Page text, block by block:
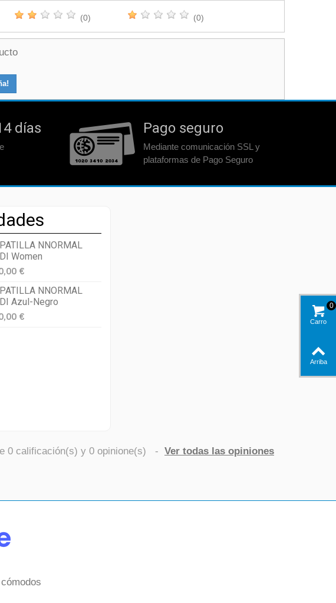
(0) (0)
días Pago seguro
Mediante comunicación SSL y
plataformas de Pago Seguro
NNORMAL
Women
€
NNORMAL
Azul-Negro
€
0 calificación(s) y 0 opinione(s) - Ver todas las opiniones
Carro
0
Arriba